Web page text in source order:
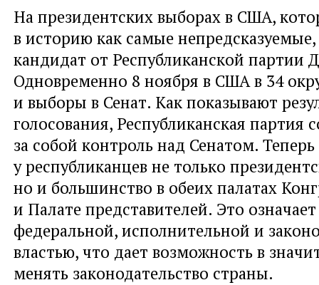
На президентских выборах в США,
в историю как самые
кандидат от Республиканской партии
Одновременно 8 ноября в США в 34
и выборы в Сенат. Как показывают
голосования, Республиканская партия
за собой контроль над Сенатом. Теперь
у республиканцев не только
но и большинство в обеих палатах
и Палате представителей. Это
федеральной, исполнительной и
властью, что дает возможность в
менять законодательство страны.